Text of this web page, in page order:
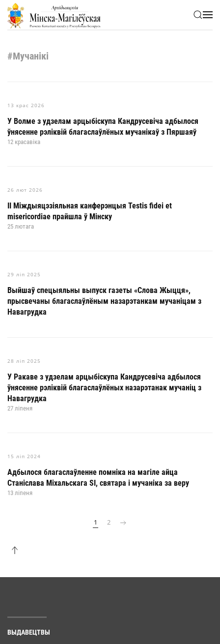
Skip to main content
#Мучанікі
13 крас 2026
У Волме з удзелам арцыбіскупа Кандрусевіча адбылося
ўнясенне рэліквій благаслаўлёных мучанікаў з Пяршаяў
12 красавіка
26 лют 2026
ІІ Міждыяцэзіяльная канферэнцыя Testis fidei et
misericordiae прайшла ў Мінску
25 лютага
29 ліп 2025
Выйшаў спецыяльны выпуск газеты «Слова Жыцця»,
прысвечаны благаслаўлёным назарэтанкам мучаніцам з
Навагрудка
28 ліп 2025
У Ракаве з удзелам арцыбіскупа Кандрусевіча адбылося
ўнясенне рэліквій благаслаўлёных назарэтанак мучаніц з
Навагрудка
27 ліпеня
15 ліп 2024
Адбылося благаслаўленне помніка на магіле айца
Станіслава Міхальскага SI, святара і мучаніка за веру
13 ліпеня
1 2
ВЫДАВЕЦТВЫ